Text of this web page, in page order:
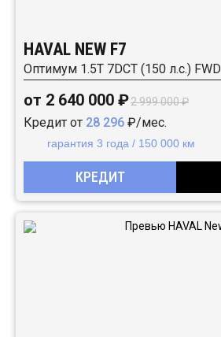
HAVAL NEW F7
Оптимум 1.5T 7DCT (150 л.с.) FWD
от 2 640 000 ₽2 999 000 ₽
Кредит от 28 296 ₽/мес.
гарантия 3 года / 150 000 км
КРЕДИТ